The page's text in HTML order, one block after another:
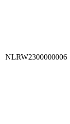
NLRW2300000006